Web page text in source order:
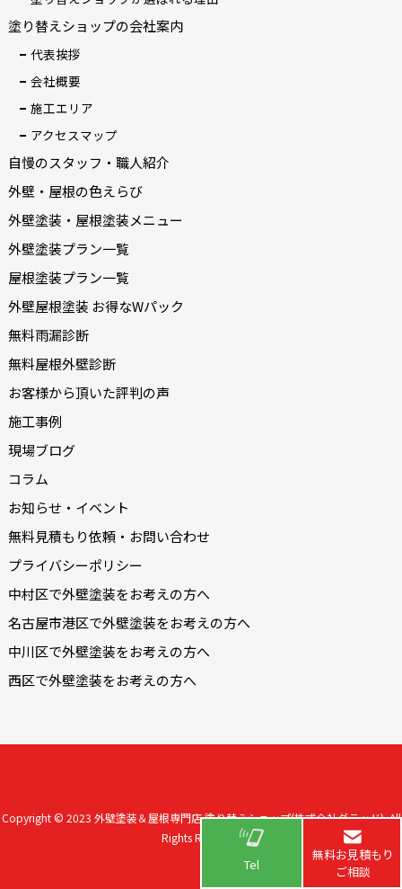
無料お見積もり
ご相談
Tel
塗り替えショップの会社案内
代表挨拶
会社概要
施工エリア
アクセスマップ
自慢のスタッフ・職人紹介
外壁・屋根の色えらび
外壁塗装・屋根塗装メニュー
外壁塗装プラン一覧
屋根塗装プラン一覧
外壁屋根塗装 お得なWパック
無料雨漏診断
無料屋根外壁診断
お客様から頂いた評判の声
施工事例
現場ブログ
コラム
お知らせ・イベント
無料見積もり依頼・お問い合わせ
プライバシーポリシー
中村区で外壁塗装をお考えの方へ
名古屋市港区で外壁塗装をお考えの方へ
中川区で外壁塗装をお考えの方へ
西区で外壁塗装をお考えの方へ
Copyright © 2023 外壁塗装＆屋根専門店 塗り替えショップ(株式会社グラッド).All
Rights Reserved.